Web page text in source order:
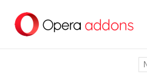
Hauptinhalt
springen